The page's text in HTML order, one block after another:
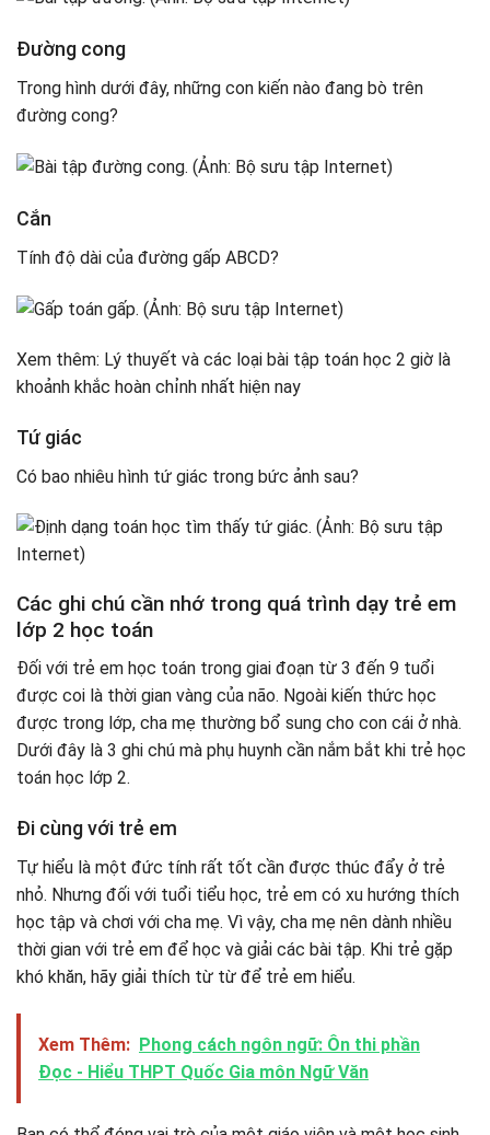
Đường cong
Trong hình dưới đây, những con kiến ​​nào đang bò trên
đường cong?
Cắn
Tính độ dài của đường gấp ABCD?
Xem thêm: Lý thuyết và các loại bài tập toán học 2 giờ là
khoảnh khắc hoàn chỉnh nhất hiện nay
Tứ giác
Có bao nhiêu hình tứ giác trong bức ảnh sau?
Các ghi chú cần nhớ trong quá trình dạy trẻ em
lớp 2 học toán
Đối với trẻ em học toán trong giai đoạn từ 3 đến 9 tuổi
được coi là thời gian vàng của não. Ngoài kiến ​​thức học
được trong lớp, cha mẹ thường bổ sung cho con cái ở nhà.
Dưới đây là 3 ghi chú mà phụ huynh cần nắm bắt khi trẻ học
toán học lớp 2.
Đi cùng với trẻ em
Tự hiểu là một đức tính rất tốt cần được thúc đẩy ở trẻ
nhỏ. Nhưng đối với tuổi tiểu học, trẻ em có xu hướng thích
học tập và chơi với cha mẹ. Vì vậy, cha mẹ nên dành nhiều
thời gian với trẻ em để học và giải các bài tập. Khi trẻ gặp
khó khăn, hãy giải thích từ từ để trẻ em hiểu.
Xem Thêm: Phong cách ngôn ngữ: Ôn thi phần
Đọc - Hiểu THPT Quốc Gia môn Ngữ Văn